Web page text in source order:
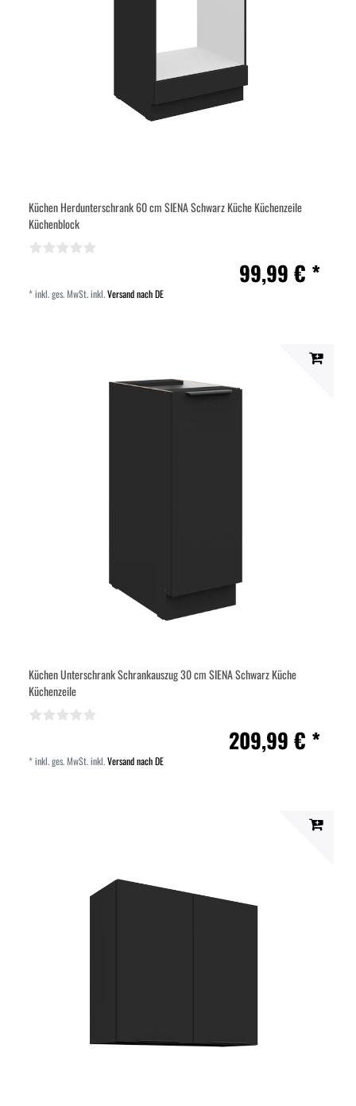
Küchen Herdunterschrank 60 cm SIENA Schwarz Küche Küchenzeile
Küchenblock
99,99 € *
*inkl. ges. MwSt.inkl.Versand nach DE
Küchen Unterschrank Schrankauszug 30 cm SIENA Schwarz Küche
Küchenzeile
209,99 € *
*inkl. ges. MwSt.inkl.Versand nach DE